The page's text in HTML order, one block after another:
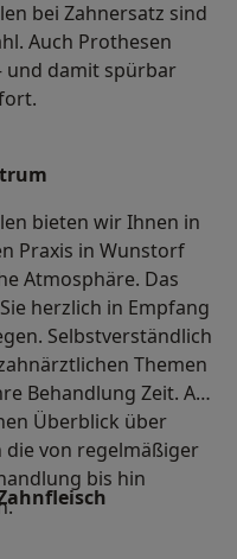
bei Zahnersatz sind
Auch Prothesen
und damit spürbar
bieten wir Ihnen in
Praxis in Wunstorf
Atmosphäre. Das
herzlich in Empfang
Selbstverständlich
Themen
Behandlung Zeit. Auf
Überblick über
die von regelmäßiger
bis hin